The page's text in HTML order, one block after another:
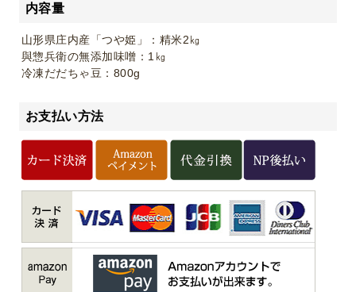
内容量
山形県庄内産「つや姫」：精米2㎏
與惣兵衛の無添加味噌：1㎏
冷凍だだちゃ豆：800g
お支払い方法